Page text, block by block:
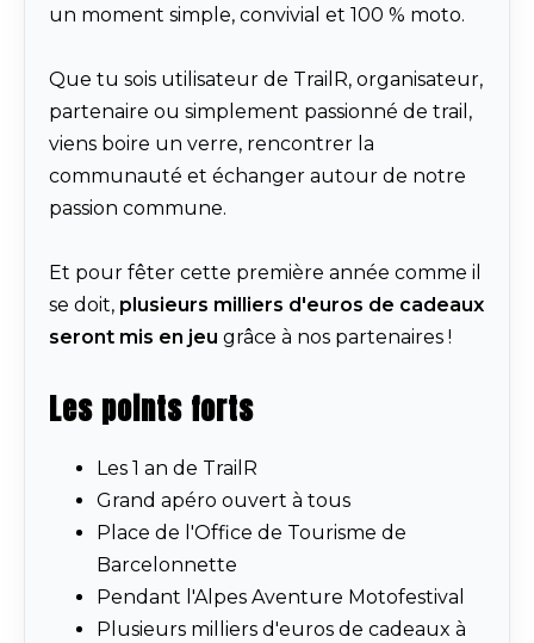
un moment simple, convivial et 100 % moto.
Que tu sois utilisateur de TrailR, organisateur,
partenaire ou simplement passionné de trail,
viens boire un verre, rencontrer la
communauté et échanger autour de notre
passion commune.
Et pour fêter cette première année comme il
se doit, plusieurs milliers d'euros de cadeaux
seront mis en jeu grâce à nos partenaires !
Les points forts
Les 1 an de TrailR
Grand apéro ouvert à tous
Place de l'Office de Tourisme de
Barcelonnette
Pendant l'Alpes Aventure Motofestival
Plusieurs milliers d'euros de cadeaux à